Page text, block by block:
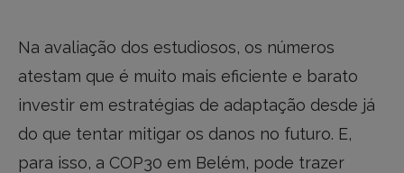
Na avaliação dos estudiosos, os números
atestam que é muito mais eficiente e barato
investir em estratégias de adaptação desde já
do que tentar mitigar os danos no futuro. E,
para isso, a COP30 em Belém, pode trazer